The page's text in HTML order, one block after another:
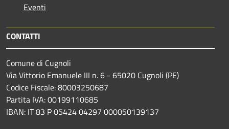
Eventi
CONTATTI
Comune di Cugnoli
Via Vittorio Emanuele III n. 6 - 65020 Cugnoli (PE)
Codice Fiscale: 80003250687
Partita IVA: 00199110685
IBAN: IT 83 P 05424 04297 000050139137